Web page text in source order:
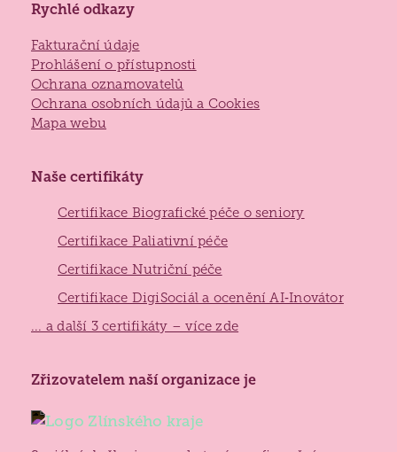
Rychlé odkazy
Fakturační údaje
Prohlášení o přístupnosti
Ochrana oznamovatelů
Ochrana osobních údajů a Cookies
Mapa webu
Naše certifikáty
Certifikace Biografické péče o seniory
Certifikace Paliativní péče
Certifikace Nutriční péče
Certifikace DigiSociál a ocenění AI‑Inovátor
... a další 3 certifikáty – více zde
Zřizovatelem naší organizace jeZlínský